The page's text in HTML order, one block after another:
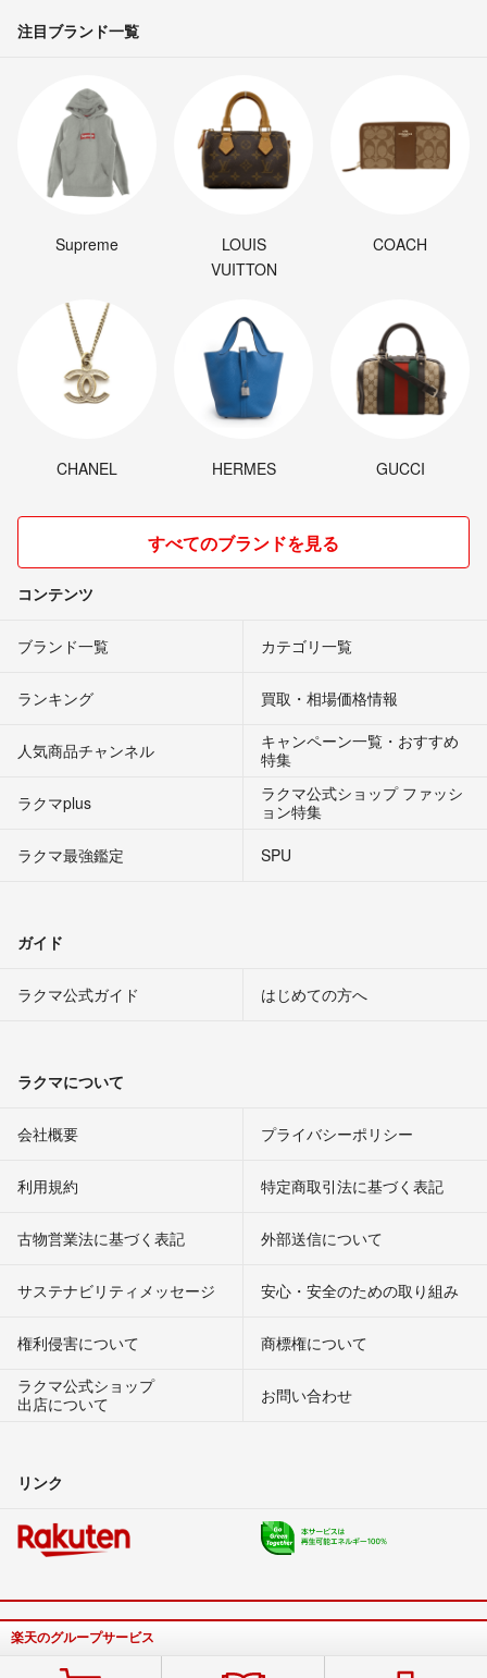
注目ブランド一覧
Supreme
LOUIS
VUITTON
COACH
CHANEL HERMES GUCCI
すべてのブランドを見る
コンテンツ
ブランド一覧 カテゴリ一覧
ランキング 買取・相場価格情報
人気商品チャンネル
キャンペーン一覧・おすすめ
特集
ラクマplus
ラクマ公式ショップ ファッシ
ョン特集
ラクマ最強鑑定
SPU
ガイド
ラクマ公式ガイド はじめての方へ
ラクマについて
会社概要 プライバシーポリシー
利用規約 特定商取引法に基づく表記
古物営業法に基づく表記 外部送信について
サステナビリティメッセージ 安心・安全のための取り組み
権利侵害について
商標権について
ラクマ公式ショップ
出店について
お問い合わせ
リンク
楽天のグループサービス